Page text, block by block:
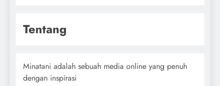
Tentang
Minatani adalah sebuah media online yang penuh
dengan inspirasi